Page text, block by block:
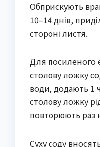
Обприскують
10–14 днів,
стороні листя.
Для посиленого
столову ложку
води, додають 1
столову ложку
повторюють раз
Суху соду